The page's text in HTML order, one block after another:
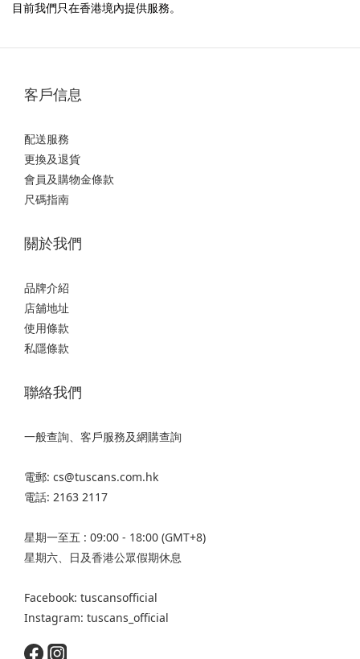
目前我們只在香港境內提供服務。
客戶信息
配送服務
更換及退貨
會員及購物金條款
尺碼指南
關於我們
品牌介紹
店舖地址
使用條款
私隱條款
聯絡我們
一般查詢、客戶服務及網購查詢
電郵: cs@tuscans.com.hk
電話: 2163 2117
星期一至五 : 09:00 - 18:00 (GMT+8)
星期六、日及香港公眾假期休息
Facebook: tuscansofficial
Instagram: tuscans_official